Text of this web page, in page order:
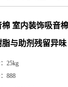
棉 室内装饰吸音
脂与助剂残留异
25kg
888